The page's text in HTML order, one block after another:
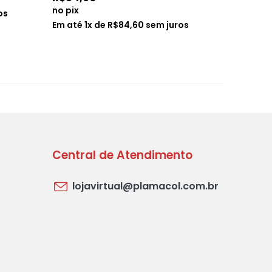
no pix
Em até 1x de R$84,60 sem juros
Central de Atendimento
lojavirtual@plamacol.com.br